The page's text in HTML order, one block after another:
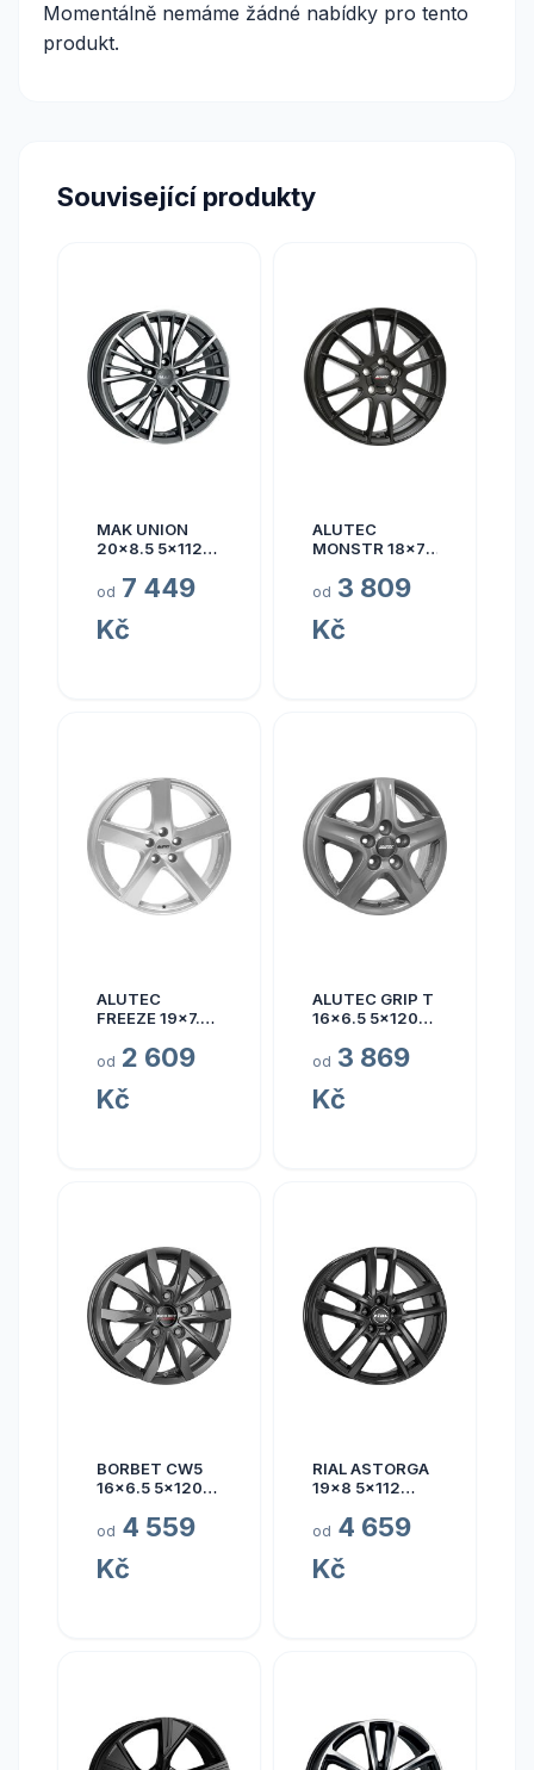
Momentálně nemáme žádné nabídky pro tento
produkt.
Související produkty
MAK UNION
20x8.5 5x112
od 7 449
Kč
ALUTEC
MONSTR 18x7.5
od 3 809
Kč
ALUTEC
FREEZE 19x7.5
od 2 609
Kč
ALUTEC GRIP T
16x6.5 5x120
od 3 869
Kč
BORBET CW5
16x6.5 5x120
od 4 559
Kč
RIAL ASTORGA
19x8 5x112
od 4 659
Kč